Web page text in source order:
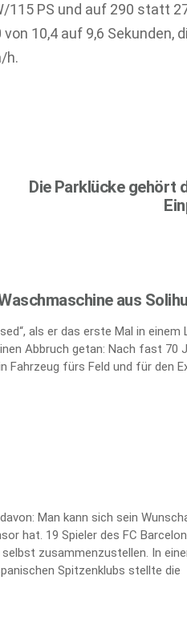
115 PS und auf 290 statt
10,4 auf 9,6 Sekunden,
h.
Die Parklücke gehört
aus
als er das erste Mal in einem
Abbruch getan: Nach fast 70
Fahrzeug fürs Feld und für den
Man kann sich sein
hat. 19 Spieler des FC
zusammenzustellen. In
Spitzenklubs stellte die